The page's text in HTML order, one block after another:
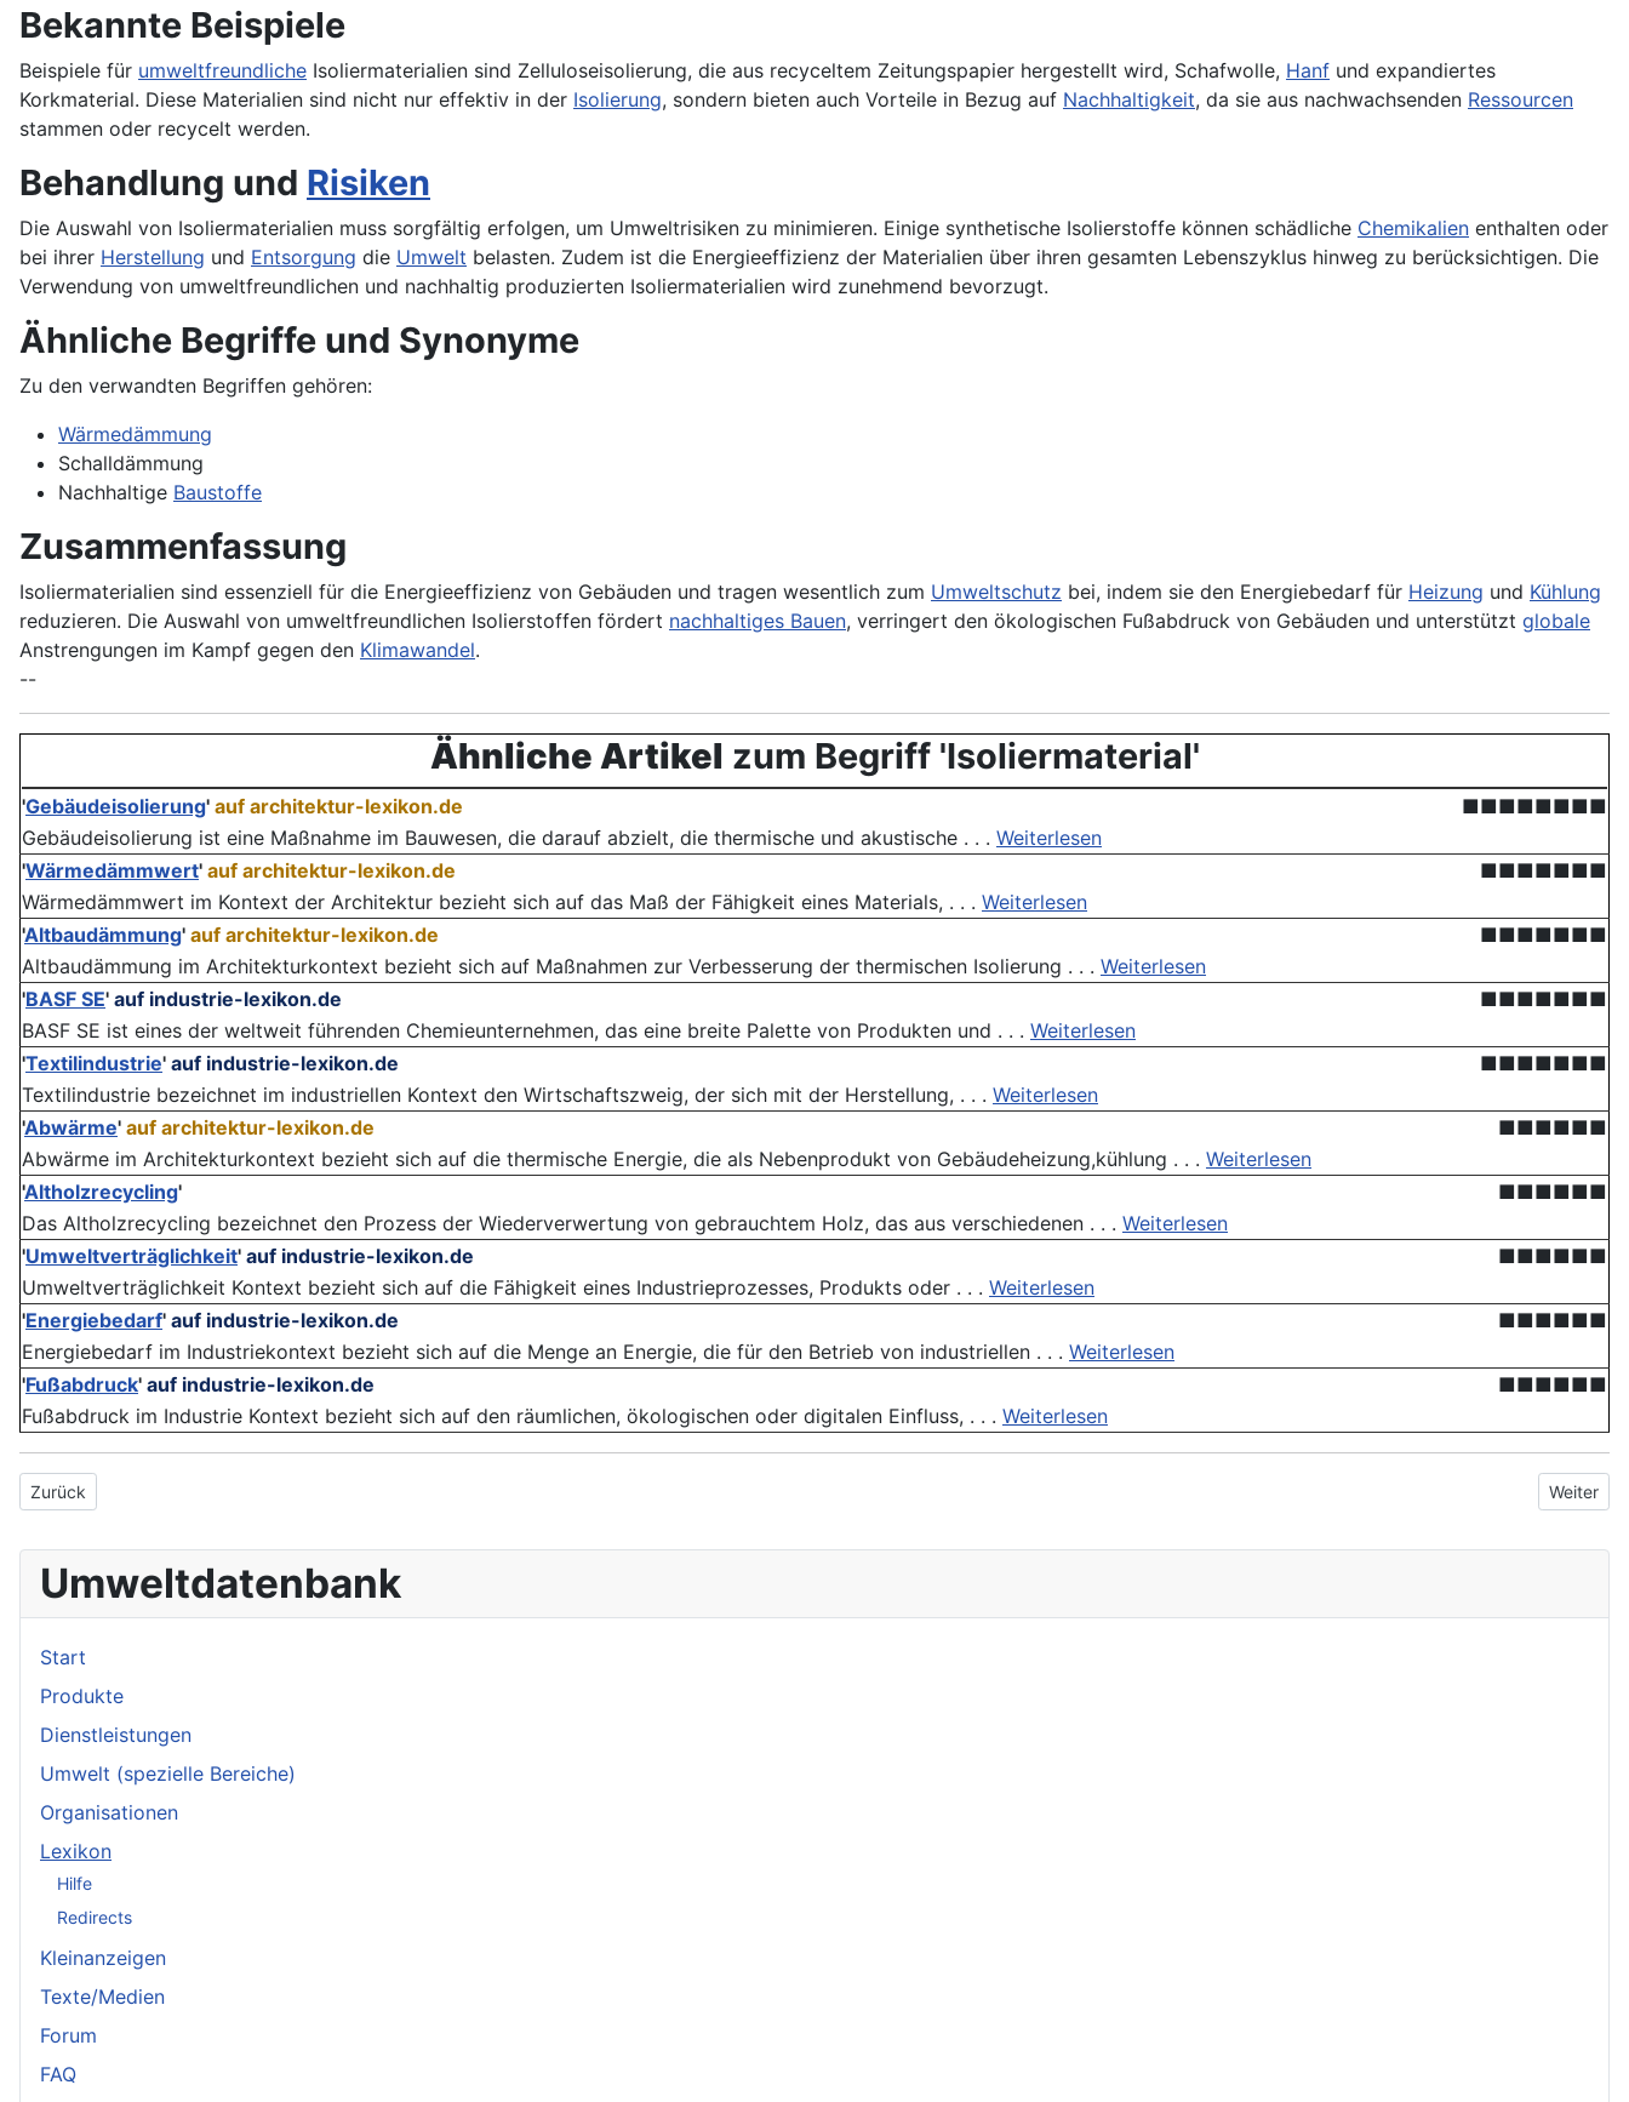
Bekannte Beispiele
Beispiele für umweltfreundliche Isoliermaterialien sind Zelluloseisolierung, die aus recyceltem Zeitungspapier hergestellt wird, Schafwolle, Hanf und expandiertes
Korkmaterial. Diese Materialien sind nicht nur effektiv in der Isolierung, sondern bieten auch Vorteile in Bezug auf Nachhaltigkeit, da sie aus nachwachsenden Ressourcen
stammen oder recycelt werden.
Behandlung und Risiken
Die Auswahl von Isoliermaterialien muss sorgfältig erfolgen, um Umweltrisiken zu minimieren. Einige synthetische Isolierstoffe können schädliche Chemikalien enthalten oder
bei ihrer Herstellung und Entsorgung die Umwelt belasten. Zudem ist die Energieeffizienz der Materialien über ihren gesamten Lebenszyklus hinweg zu berücksichtigen. Die
Verwendung von umweltfreundlichen und nachhaltig produzierten Isoliermaterialien wird zunehmend bevorzugt.
Ähnliche Begriffe und Synonyme
Zu den verwandten Begriffen gehören:
Wärmedämmung
Schalldämmung
Nachhaltige Baustoffe
Zusammenfassung
Isoliermaterialien sind essenziell für die Energieeffizienz von Gebäuden und tragen wesentlich zum Umweltschutz bei, indem sie den Energiebedarf für Heizung und Kühlung
reduzieren. Die Auswahl von umweltfreundlichen Isolierstoffen fördert nachhaltiges Bauen, verringert den ökologischen Fußabdruck von Gebäuden und unterstützt globale
Anstrengungen im Kampf gegen den Klimawandel.
--
Ähnliche Artikel zum Begriff 'Isoliermaterial'
'Gebäudeisolierung' auf architektur-lexikon.de
■■■■■■■■
Gebäudeisolierung ist eine Maßnahme im Bauwesen, die darauf abzielt, die thermische und akustische . . . Weiterlesen
'Wärmedämmwert' auf architektur-lexikon.de
■■■■■■■
Wärmedämmwert im Kontext der Architektur bezieht sich auf das Maß der Fähigkeit eines Materials, . . . Weiterlesen
'Altbaudämmung' auf architektur-lexikon.de
■■■■■■■
Altbaudämmung im Architekturkontext bezieht sich auf Maßnahmen zur Verbesserung der thermischen Isolierung . . . Weiterlesen
'BASF SE' auf industrie-lexikon.de
■■■■■■■
BASF SE ist eines der weltweit führenden Chemieunternehmen, das eine breite Palette von Produkten und . . . Weiterlesen
'Textilindustrie' auf industrie-lexikon.de
■■■■■■■
Textilindustrie bezeichnet im industriellen Kontext den Wirtschaftszweig, der sich mit der Herstellung, . . . Weiterlesen
'Abwärme' auf architektur-lexikon.de
■■■■■■
Abwärme im Architekturkontext bezieht sich auf die thermische Energie, die als Nebenprodukt von Gebäudeheizung,kühlung . . . Weiterlesen
'Altholzrecycling'
■■■■■■
Das Altholzrecycling bezeichnet den Prozess der Wiederverwertung von gebrauchtem Holz, das aus verschiedenen . . . Weiterlesen
'Umweltverträglichkeit' auf industrie-lexikon.de
■■■■■■
Umweltverträglichkeit Kontext bezieht sich auf die Fähigkeit eines Industrieprozesses, Produkts oder . . . Weiterlesen
'Energiebedarf' auf industrie-lexikon.de
■■■■■■
Energiebedarf im Industriekontext bezieht sich auf die Menge an Energie, die für den Betrieb von industriellen . . . Weiterlesen
'Fußabdruck' auf industrie-lexikon.de
■■■■■■
Fußabdruck im Industrie Kontext bezieht sich auf den räumlichen, ökologischen oder digitalen Einfluss, . . . Weiterlesen
Vorheriger Beitrag: ISO/IEC 17025
Zurück Nächster
Weiter
Umweltdatenbank
Start
Produkte
Dienstleistungen
Umwelt (spezielle Bereiche)
Organisationen
Lexikon
Hilfe
Redirects
Kleinanzeigen
Texte/Medien
Forum
FAQ